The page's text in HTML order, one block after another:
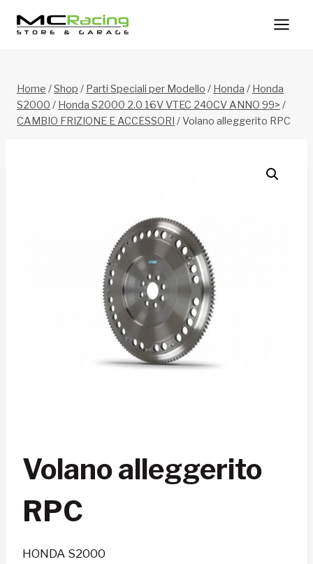
Home /Shop / Parti Speciali per Modello / Honda / Honda
S2000 / Honda S2000 2.0 16V VTEC 240CV ANNO 99> /
CAMBIO FRIZIONE E ACCESSORI /Volano alleggerito RPC
Volano alleggerito
RPC
HONDA S2000